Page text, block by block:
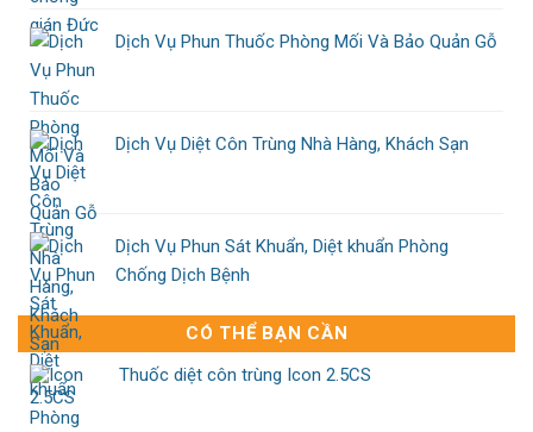
Dịch Vụ Phun Thuốc Phòng Mối Và Bảo Quản Gỗ
Dịch Vụ Diệt Côn Trùng Nhà Hàng, Khách Sạn
Dịch Vụ Phun Sát Khuẩn, Diệt khuẩn Phòng
Chống Dịch Bệnh
CÓ THỂ BẠN CẦN
Thuốc diệt côn trùng Icon 2.5CS